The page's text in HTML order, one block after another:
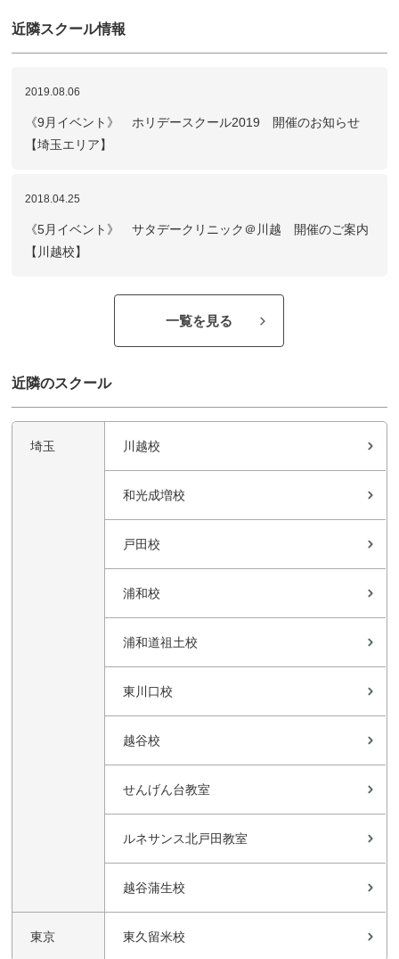
近隣スクール情報
2019.08.06
《9月イベント》 ホリデースクール2019 開催のお知らせ
【埼玉エリア】
2018.04.25
《5月イベント》 サタデークリニック＠川越 開催のご案内
【川越校】
一覧を見る
近隣のスクール
埼玉 川越校
和光成増校
戸田校
浦和校
浦和道祖土校
東川口校
越谷校
せんげん台教室
ルネサンス北戸田教室
越谷蒲生校
東京 東久留米校